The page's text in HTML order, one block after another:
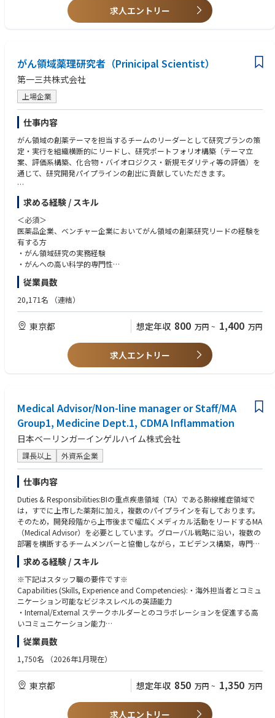
・ライフサイエンスまたは関連分野の学士号。
・高度な学位が望ましい（MSc / PhD / MBA など）または、関連する教
・英語（口頭・文書）のコミュニケーションスキルが良好であること（TO
EIC 750以上、または同等）。
・リーダーシップスキル。
・チームビルディングおよび信頼構築のスキル。
・分析的・論理的思考および問題解決スキル。
・MS Officeアプリケーションの専門知識（例：Excel、Word、PowerPoin
t）。
求人エントリー
がん領域薬理研究者（Prinicipal Scientist）
第一三共株式会社
上場企業
仕事内容
がん領域の創薬テーマを担当するチームのリーダーとして研究プランの策
定・実行を組織横断的にリードし、研究ポートフォリオ構築（テーマ立
案、評価系構築、化合物・バイオロジクス・新規モダリティ等の評価）を
通じて、研究開発パイプラインの創出に貢献していただきます。
<入社後のキャリアパス＞
・がん領域のテーマ立案・創薬研究チームリーダー
・がん領域での共同研究やグローバルプロジェクトリーダー
・RIへの出向による海外勤務経験
・グループ長補佐
求める経験 / スキル
＜必須＞
医薬品企業、ベンチャー企業においてがん領域の創薬研究リードの経験を
有する方
・がん領域研究の実務経験
・がんへの高い科学的専門性
・研究チームリードの経験
・博士号取得者
- 創薬研究の実務経験目安12年-（in vitro及びin vivo）
＜尚可＞
・外部組織との協業を円滑にリード、推進した経験
・国内外の外部研究者との幅広いネットワークを構築した経験
・筆頭著者の学術論文を複数有する方
・英語中級以上
従業員数
20,171名 （連結）
東京都 想定年収 800 万円 ~ 1,400 万円
求人エントリー
Medical Advisor/Non-line manager or Staff/MA
Group1, Medicine Dept.1, CDMA Inflammation
日本ベーリンガーインゲルハイム株式会社
課長以上 外資系企業
仕事内容
Duties & Responsibilities:BIの重点疾患領域（TA）である肺線維症領域で
は，すでに上市した薬剤に加え，複数のパイプラインを有しております。
そのため，開発段階から上市後まで幅広くメディカル活動をリードするMA
（Medical Advisor）を必要としています。グローバル戦略に沿い，複数の
部署を横断するチームメンバーと協働しながら，エビデンス構築，専門家
からのインサイトに基づくアンメットメディカルニーズの特定，アドバイ
ザリーボード会議等の企画立案を担う役割です。また、ドイツ本社メンバ
ーとの国際会議や海外学会への参加など、海外のステークホルダーとのコ
ミュニケーションも役割の一つです。
国内における肺線維症領域のアンメットメディカルニーズを理解し，臨床
研究の基本的な知識とプロジェクトを適切にマネージする能力，また他部
署とのコラボレーションや外部専門家（External Experts）とのコミュニケ
使用に必要なメディカル戦略も検討していく長期的な視野を持った人材を
求めています。Jop profile for Medical Advisor:
In Pulmonary Fibrosis field, as a key therapeutic area (TA) of BI, we have
not only launched product but also multiple pipelines for this field. A Me
dical Advisor (MA) to lead medical activities in Japan is required. Aligning
orate with cross-functional team members to promote evidence generati
求める経験 / スキル
※下記はスタッフ職の要件です※
Capabilities (Skills, Experience and Competencies):・海外担当者とコミュ
ニケーション可能なビジネスレベルの英語能力
・Internal/External ステークホルダーとのコラボレーションを促進する高
いコミュニケーション能力
・臨床研究の立案・計画、実行の経験及びプロジェクトマネージメント能
力
・学会発表や論文作成の経験及びプロジェクトマネージメント能力
しい
・メディカルアフェアーズでの経験があると望ましい。
※バックグラウンドはライフサイエンス分野（理系）の方に限る・Busine
ss English level in both written and verbal in global competence.
従業員数
1,750名 （2026年1月現在）
東京都 想定年収 850 万円 ~ 1,350 万円
求人エントリー